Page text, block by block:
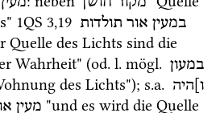
1QS 3,19 במעין אור תולדות
Quelle des Lichts sind die
Wahrheit" (od. l. mögl. במעון
des Lichts"); s.a. ו]היה
מעין "und es wird die Quelle